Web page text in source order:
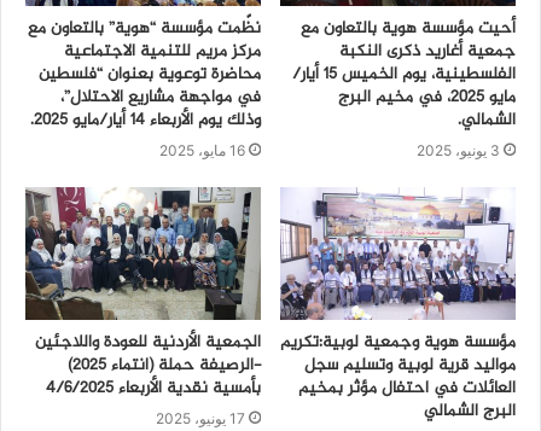
أحيت مؤسسة هوية بالتعاون مع
جمعية أغاريد ذكرى النكبة
الفلسطينية، يوم الخميس 15 أيار/
مايو 2025، في مخيم البرج
الشمالي.
3 يونيو، 2025
نظّمت مؤسسة “هوية” بالتعاون مع
مركز مريم للتنمية الاجتماعية
محاضرة توعوية بعنوان “فلسطين
في مواجهة مشاريع الاحتلال”،
وذلك يوم الأربعاء 14 أيار/مايو 2025.
16 مايو، 2025
مؤسسة هوية وجمعية لوبية:تكريم
مواليد قرية لوبية وتسليم سجل
العائلات في احتفال مؤثر بمخيم
البرج الشمالي
الجمعية الأردنية للعودة واللاجئين
-الرصيفة حملة (انتماء ٢٠٢٥)
بأمسية نقدية الأربعاء ٤/٦/٢٠٢٥
17 يونيو، 2025